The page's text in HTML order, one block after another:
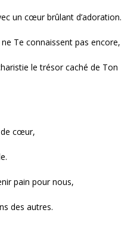
un cœur brûlant d’adoration.
Te connaissent pas encore,
le trésor caché de Ton
de cœur,
pain pour nous,
des autres.